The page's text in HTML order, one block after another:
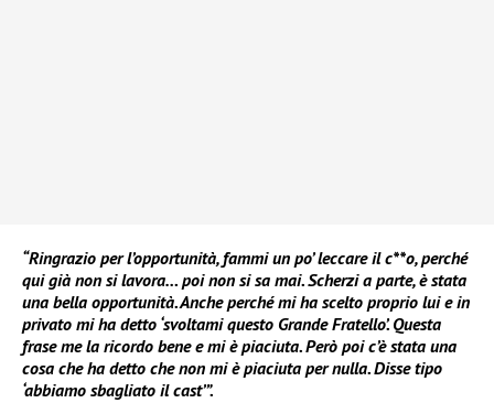
“Ringrazio per l’opportunità, fammi un po’ leccare il c**o, perché
qui già non si lavora… poi non si sa mai. Scherzi a parte, è stata
una bella opportunità. Anche perché mi ha scelto proprio lui e in
privato mi ha detto ‘svoltami questo Grande Fratello’. Questa
frase me la ricordo bene e mi è piaciuta. Però poi c’è stata una
cosa che ha detto che non mi è piaciuta per nulla. Disse tipo
‘abbiamo sbagliato il cast’”.